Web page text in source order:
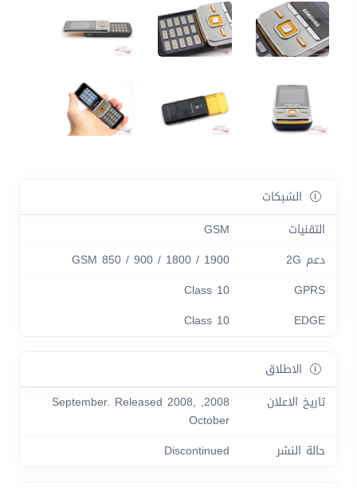
الشبكات
التقنيات
GSM
دعم 2G
GSM 850 / 900 / 1800 / 1900
GPRS
Class 10
EDGE
Class 10
الاطلاق
تاريخ الاعلان
2008, September. Released 2008,
October
حالة النشر
Discontinued